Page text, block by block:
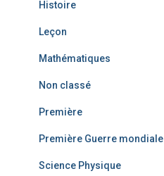
Histoire
Leçon
Mathématiques
Non classé
Première
Première Guerre mondiale
Science Physique